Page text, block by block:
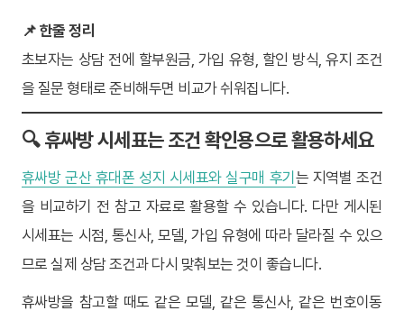
📌 한줄 정리
초보자는 상담 전에 할부원금, 가입 유형, 할인 방식, 유지 조건
을 질문 형태로 준비해두면 비교가 쉬워집니다.
🔍 휴싸방 시세표는 조건 확인용으로 활용하세요
휴싸방 군산 휴대폰 성지 시세표와 실구매 후기는 지역별 조건
을 비교하기 전 참고 자료로 활용할 수 있습니다. 다만 게시된
시세표는 시점, 통신사, 모델, 가입 유형에 따라 달라질 수 있으
므로 실제 상담 조건과 다시 맞춰보는 것이 좋습니다.
휴싸방을 참고할 때도 같은 모델, 같은 통신사, 같은 번호이동